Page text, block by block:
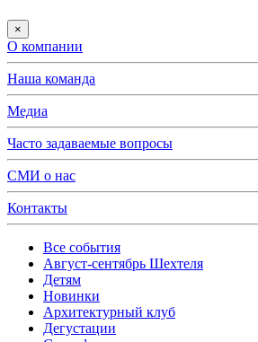
×
О компании
Наша команда
Медиа
Часто задаваемые вопросы
СМИ о нас
Контакты
Все события
Август-сентябрь Шехтеля
Детям
Новинки
Архитектурный клуб
Дегустации